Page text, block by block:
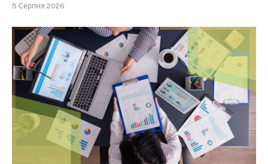
5 Серпня 2026